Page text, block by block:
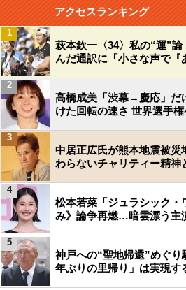
アクセスランキング
萩本欽一〈34〉私の“運”
んだ通訳に「小さな声で『
1
高橋成美「渋幕→慶応」だ
けた回転の速さ 世界選手
2
中居正広氏が熊本地震被災
わらないチャリティー精神
3
松本若菜「ジュラシック・
み》論争再燃…暗雲漂う主
4
神戸への“聖地帰還”めぐ
年ぶりの里帰り」は実現す
5